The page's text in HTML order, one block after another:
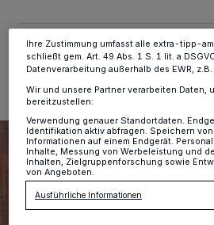
20.09.2021 , 11:10 Uhr 2 Minuten
Ihre Zustimmung umfasst alle extra-tipp-
schließt gem. Art. 49 Abs. 1 S. 1 lit. a
Datenverarbeitung außerhalb des EWR,
Wir und unsere Partner verarbeiten Daten,
bereitzustellen:
Verwendung genauer Standortdaten.
Identifikation aktiv abfragen. Speichern
Informationen auf einem Endgerät.
Inhalte, Messung von Werbeleistung und
Inhalten, Zielgruppenforschung sowie
von Angeboten.
Ausführliche Informationen